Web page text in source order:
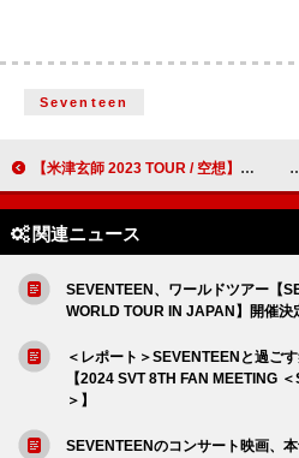
Seventeen
【米津玄師 2023 TOUR / 空想】グローバル劇場上映の各国公開日＆劇場が決定
関連ニュース
SEVENTEEN、ワールドツアー【
WORLD TOUR IN JAPAN】開催決
＜レポート＞SEVENTEENと過ご
【2024 SVT 8TH FAN MEETING
＞】
SEVENTEENのコンサート映画、